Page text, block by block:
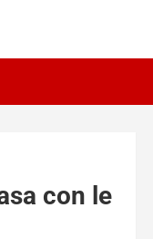
con le